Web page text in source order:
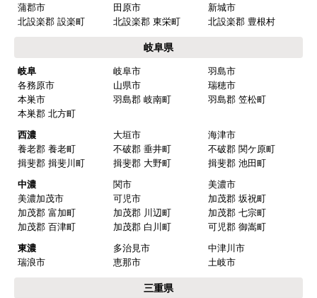
【このショップを選んだ理由は？】
た
【注文からどのくらいで届きましたか？】
【その他感想・コメント】
マークレさん
2025年10月10日 21:04
欲しい商品をスムーズに注文できましたか？
ショップからの連絡や対応は適切でしたか？
蒲郡市
田原市
新城市
北設楽郡 設楽町
北設楽郡 東栄町 北設楽郡 豊根村
岐阜県
岐阜 岐阜市
羽島市
各務原市
山県市
瑞穂市
本巣市
羽島郡 岐南町
羽島郡 笠松町
本巣郡 北方町
西濃
大垣市
海津市
養老郡 養老町
不破郡 垂井町
不破郡 関ケ原町
揖斐郡 揖斐川町
揖斐郡 大野町
揖斐郡 池田町
中濃
関市
美濃市
美濃加茂市
可児市
加茂郡 坂祝町
加茂郡 富加町
加茂郡 川辺町
加茂郡 七宗町
加茂郡 百津町
加茂郡 白川町
可児郡 御嵩町
東濃
多治見市
中津川市
瑞浪市
恵那市 土岐市
三重県